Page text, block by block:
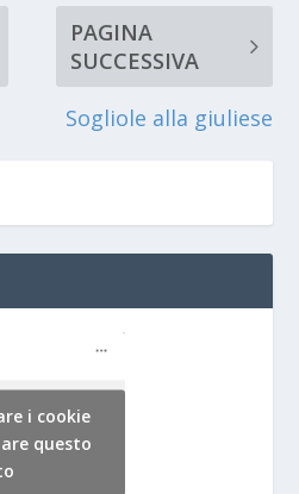
PAGINA
SUCCESSIVA
Sogliole alla giuliese
i cookie
questo